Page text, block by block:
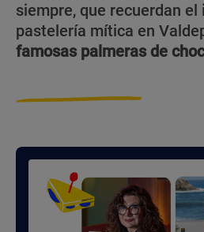
siempre, que recuerdan el
pastelería mítica en
famosas palmeras de